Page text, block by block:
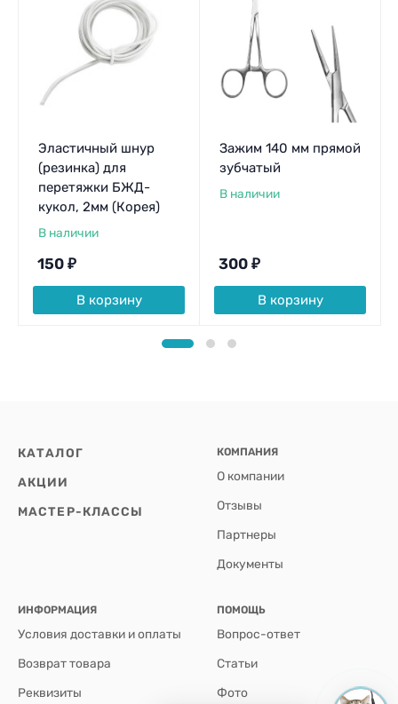
Эластичный шнур
(резинка) для
перетяжки БЖД-
кукол, 2мм (Корея)
В наличии
150 ₽
В корзину
Зажим 140 мм прямой
зубчатый
В наличии
300 ₽
В корзину
КАТАЛОГ
АКЦИИ
МАСТЕР-КЛАССЫ
КОМПАНИЯ
О компании
Отзывы
Партнеры
Документы
ИНФОРМАЦИЯ
Условия доставки и оплаты
Возврат товара
Реквизиты
ПОМОЩЬ
Вопрос-ответ
Статьи
Фото